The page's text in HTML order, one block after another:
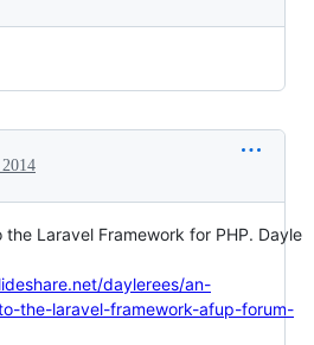
Laravel Framework for PHP. Dayle
daylerees/an-
the-laravel-framework-afup-forum-